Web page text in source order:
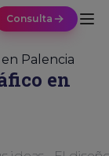
Consulta
Palencia
en